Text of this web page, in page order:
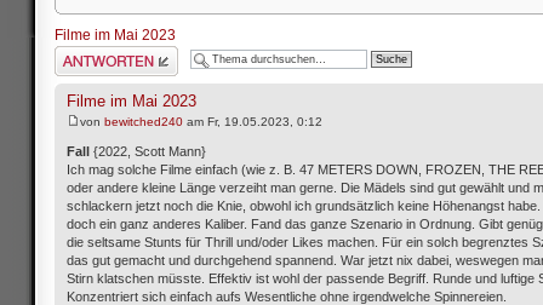
Filme im Mai 2023
Antwort schreiben
Filme im Mai 2023
von bewitched240 am Fr, 19.05.2023, 0:12
Fall {2022, Scott Mann}
Ich mag solche Filme einfach (wie z. B. 47 METERS DOWN, FROZEN, THE
oder andere kleine Länge verzeiht man gerne. Die Mädels sind gut gewählt und
schlackern jetzt noch die Knie, obwohl ich grundsätzlich keine Höhenangst
doch ein ganz anderes Kaliber. Fand das ganze Szenario in Ordnung. Gibt
die seltsame Stunts für Thrill und/oder Likes machen. Für ein solch begrenztes
das gut gemacht und durchgehend spannend. War jetzt nix dabei, weswegen
Stirn klatschen müsste. Effektiv ist wohl der passende Begriff. Runde und luftige
Konzentriert sich einfach aufs Wesentliche ohne irgendwelche Spinnereien.